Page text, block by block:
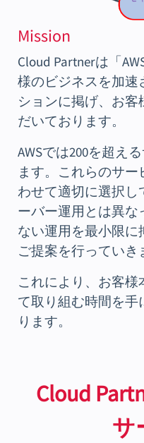
Mission
Cloud Partnerは「
様のビジネスを加速
ションに掲げ、お
だいております。
AWSでは200を超え
ます。これらのサ
わせて適切に選択し
ーバー運用とは異な
ない運用を最小限に
ご提案を行っていき
これにより、お客様
て取り組む時間を
ります。
Cloud
サ